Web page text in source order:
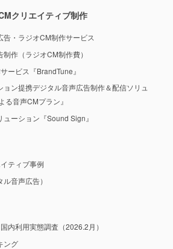
クリエイティブ制作
・ラジオCM制作サービス
作（ラジオCM制作費）
ービス『BrandTune』
ョン提携デジタル音声広告制作＆配信ソリュ
る音声CMプラン』
ーション『Sound Sign』
ティブ事例
音声広告）
内利用実態調査（2026.2月）
ング